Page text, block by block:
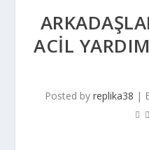
ACIL
Posted by replika38 |